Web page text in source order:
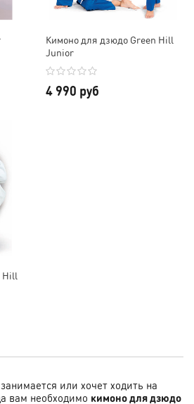
Кимоно для дзюдо Green Hill
Junior
4 990 руб
Hill
или хочет ходить на
вам необходимо кимоно для дзюдо